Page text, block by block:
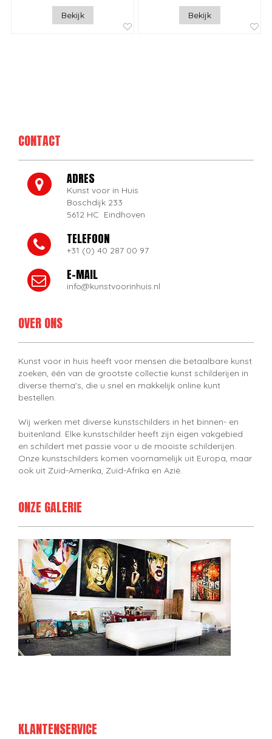
Bekijk
Bekijk
CONTACT
ADRES
Kunst voor in Huis
Boschdijk 233
5612 HC Eindhoven
TELEFOON
+31 (0) 40 287 00 97
E-MAIL
info@kunstvoorinhuis.nl
OVER ONS
Kunst voor in huis heeft voor mensen die betaalbare kunst
zoeken, één van de grootste collectie kunst schilderijen in
diverse thema's, die u snel en makkelijk online kunt
bestellen.
Wij werken met diverse kunstschilders in het binnen- en
buitenland. Elke kunstschilder heeft zijn eigen vakgebied
en schildert met passie voor u de mooiste schilderijen.
Onze kunstschilders komen voornamelijk uit Europa, maar
ook uit Zuid-Amerika, Zuid-Afrika en Azië.
ONZE GALERIE
KLANTENSERVICE